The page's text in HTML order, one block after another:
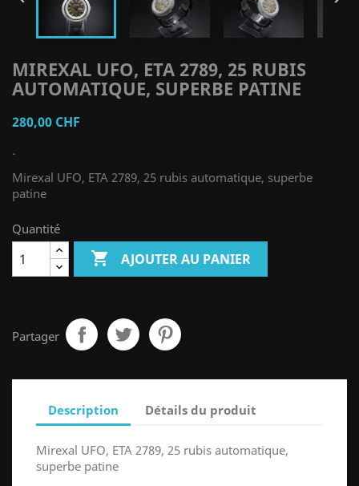
MIREXAL UFO, ETA 2789, 25 RUBIS
AUTOMATIQUE, SUPERBE PATINE
280,00 CHF
-
Mirexal UFO, ETA 2789, 25 rubis automatique, superbe
patine
Quantité
 AJOUTER AU PANIER
Partager
Description Détails du produit
Mirexal UFO, ETA 2789, 25 rubis automatique,
superbe patine